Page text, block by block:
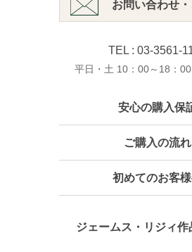
お問い合わせ
TEL : 03-3561-
平日・土 10：00～18：00
安心の購入保
ご購入の流れ
初めてのお客
ジェームス・リジィ作